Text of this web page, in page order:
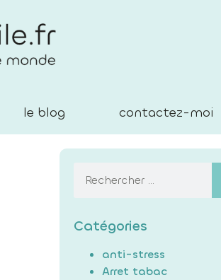
le blog contactez-moi
Catégories
anti-stress
Arret tabac